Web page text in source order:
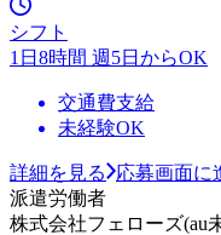
シフト
1日8時間 週5日からOK
交通費支給
未経験OK
詳細を見る
応募画面に
派遣労働者
株式会社フェローズ(au